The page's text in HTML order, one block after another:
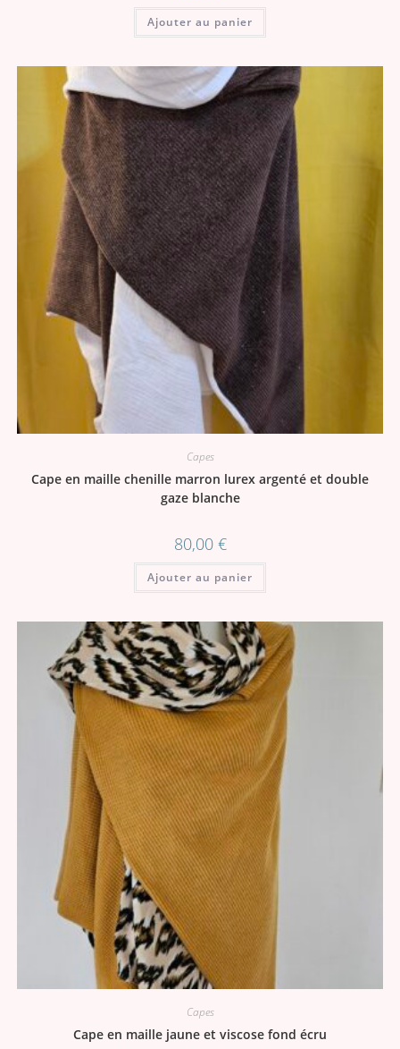
Ajouter au panier
Capes
Cape en maille chenille marron lurex argenté et double
gaze blanche
80,00 €
Ajouter au panier
Capes
Cape en maille jaune et viscose fond écru